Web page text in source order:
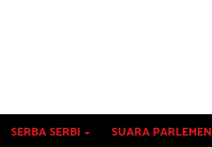
SERBA SERBI SUARA PARLEMEN